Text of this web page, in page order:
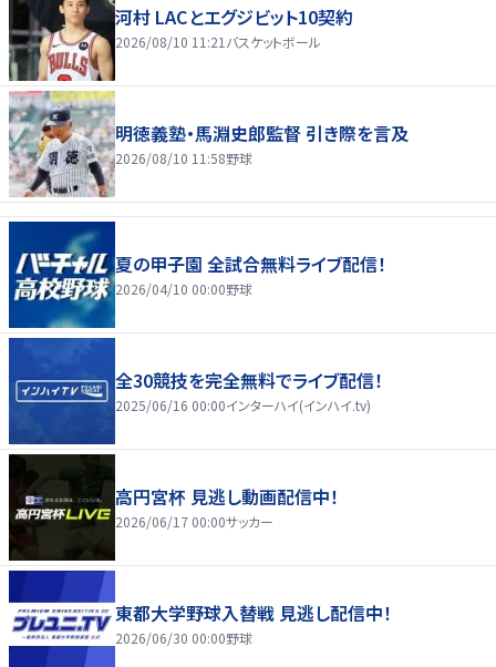
河村 LACとエグジビット10契約
2026/08/10 11:21 バスケットボール
明徳義塾・馬淵史郎監督 引き際を言及
2026/08/10 11:58野球
夏の甲子園 全試合無料ライブ配信！
2026/04/10 00:00野球
全30競技を完全無料でライブ配信！
2025/06/16 00:00インターハイ(インハイ.tv)
高円宮杯 見逃し動画配信中！
2026/06/17 00:00サッカー
東都大学野球入替戦 見逃し配信中！
2026/06/30 00:00野球